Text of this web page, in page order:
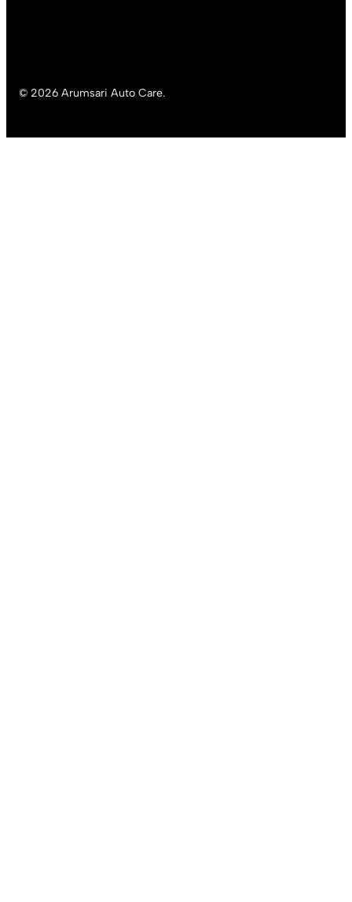
© 2026 Arumsari Auto Care.